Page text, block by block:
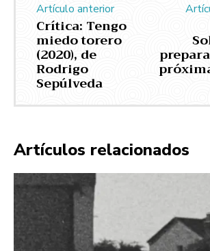
Artículo anterior
Crítica: Tengo
miedo torero
(2020), de
Rodrigo
Sepúlveda
Artículos relacionados